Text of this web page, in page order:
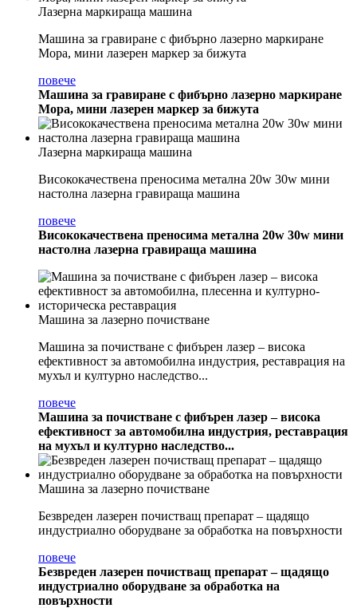
Лазерна маркираща машина
Машина за гравиране с фибърно лазерно маркиране
Mopa, мини лазерен маркер за бижута
повече
Машина за гравиране с фибърно лазерно маркиране
Mopa, мини лазерен маркер за бижута
Лазерна маркираща машина
Висококачествена преносима метална 20w 30w мини
настолна лазерна гравираща машина
повече
Висококачествена преносима метална 20w 30w мини
настолна лазерна гравираща машина
Машина за лазерно почистване
Машина за почистване с фибърен лазер – висока
ефективност за автомобилна индустрия, реставрация на
мухъл и културно наследство...
повече
Машина за почистване с фибърен лазер – висока
ефективност за автомобилна индустрия, реставрация
на мухъл и културно наследство...
Машина за лазерно почистване
Безвреден лазерен почистващ препарат – щадящо
индустриално оборудване за обработка на повърхности
повече
Безвреден лазерен почистващ препарат – щадящо
индустриално оборудване за обработка на
повърхности